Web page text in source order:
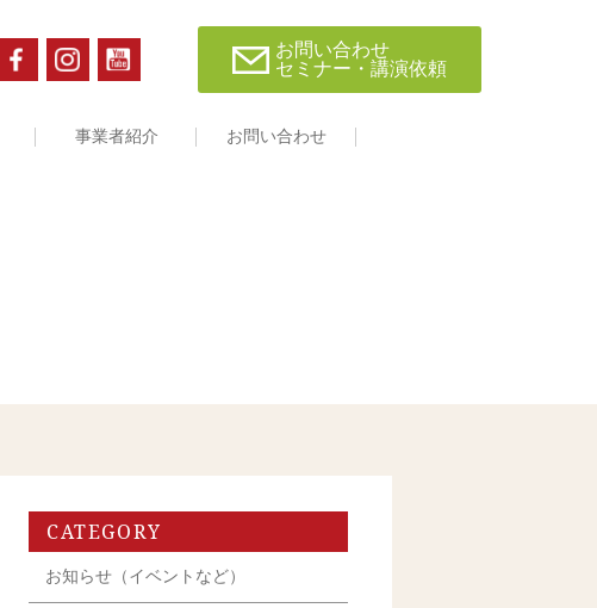
お問い合わせ
セミナー・講演依頼
事業者紹介 お問い合わせ
CATEGORY
お知らせ（イベントなど）